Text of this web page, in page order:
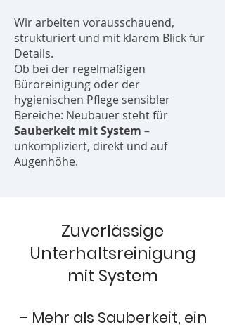
Wir arbeiten vorausschauend,
strukturiert und mit klarem Blick für
Details.
Ob bei der regelmäßigen
Büroreinigung oder der
hygienischen Pflege sensibler
Bereiche: Neubauer steht für
Sauberkeit mit System –
unkompliziert, direkt und auf
Augenhöhe.
Zuverlässige
Unterhaltsreinigung
mit System
– Mehr als Sauberkeit, ein